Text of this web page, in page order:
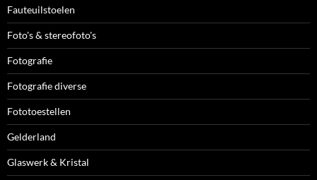
Fauteuilstoelen
Foto's & stereofoto's
Fotografie
Fotografie diverse
Fototoestellen
Gelderland
Glaswerk & Kristal